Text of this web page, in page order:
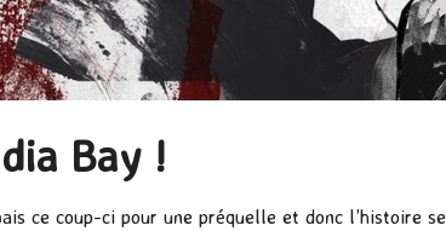
Bay !
ce coup-ci pour une préquelle et donc l’histoire